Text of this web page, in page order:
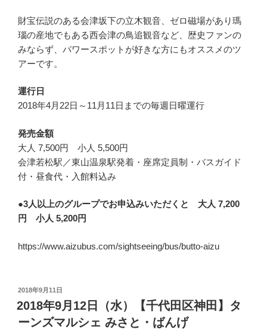
財宝伝説のある会津坂下の立木観音、ゼロ磁場があり瑪
瑙の産地でもある西会津の鳥追観音など、歴史ファンの
みならず、パワースポットが好きな方にもオススメのツ
アーです。
運行日
2018年4月22日～11月11日までの毎週日曜運行
発売金額
大人 7,500円 小人 5,500円
会津若松駅／東山温泉駅発着・座席定員制・バスガイド
付・昼食代・入館料込み
●3人以上のグループでお申込みいただくと 大人 7,200
円 小人 5,200円
https://www.aizubus.com/sightseeing/bus/butto-aizu
投
稿
日:
2018年9月11日
2018年9月12日（水）【千代田区神田】タ
ーンズマルシェ みさと・ばんげ